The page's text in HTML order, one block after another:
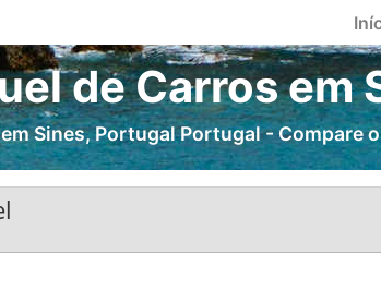
de Carros em
Sines, Portugal Portugal - Compare